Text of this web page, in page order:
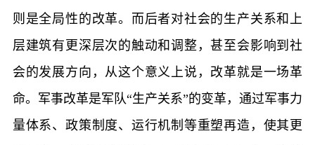
则是全局性的改革。而后者对社会的生产关系和上
层建筑有更深层次的触动和调整，甚至会影响到社
会的发展方向，从这个意义上说，改革就是一场革
命。军事改革是军队“生产关系”的变革，通过军事力
量体系、政策制度、运行机制等重塑再造，使其更